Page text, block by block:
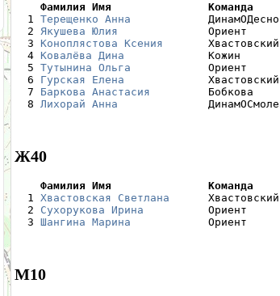
Фамилия Имя               Команда
1 Терещенко Анна
  2
Якушева Юлия
Ориент
  3
Коноплястова Ксения
  4
Ковалёва Дина
Кожин
  5
Тутынина Ольга
Ориент
  6
Гурская Елена
  7
Баркова Анастасия
Бобкова
  8
Лихорай Анна
Ж40
Фамилия Имя               Команда
1 Хвастовская Светлана
  2
Сухорукова Ирина
Ориент
  3
Шангина Марина
Ориент
М10